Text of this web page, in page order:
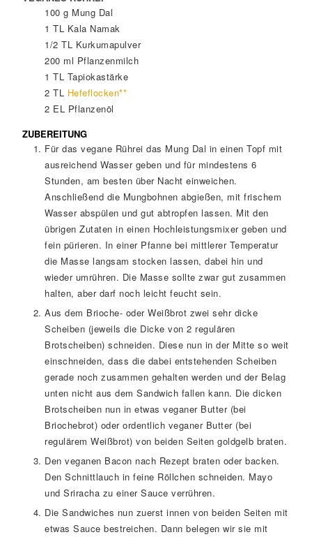
100 g Mung Dal
1 TL Kala Namak
1/2 TL Kurkumapulver
200 ml Pflanzenmilch
1 TL Tapiokastärke
2 TL Hefeflocken**
2 EL Pflanzenöl
ZUBEREITUNG
Für das vegane Rührei das Mung Dal in einen Topf mit
ausreichend Wasser geben und für mindestens 6
Stunden, am besten über Nacht einweichen.
Anschließend die Mungbohnen abgießen, mit frischem
Wasser abspülen und gut abtropfen lassen. Mit den
übrigen Zutaten in einen Hochleistungsmixer geben und
fein pürieren. In einer Pfanne bei mittlerer Temperatur
die Masse langsam stocken lassen, dabei hin und
wieder umrühren. Die Masse sollte zwar gut zusammen
halten, aber darf noch leicht feucht sein.
Aus dem Brioche- oder Weißbrot zwei sehr dicke
Scheiben (jeweils die Dicke von 2 regulären
Brotscheiben) schneiden. Diese nun in der Mitte so weit
einschneiden, dass die dabei entstehenden Scheiben
gerade noch zusammen gehalten werden und der Belag
unten nicht aus dem Sandwich fallen kann. Die dicken
Brotscheiben nun in etwas veganer Butter (bei
Briochebrot) oder ordentlich veganer Butter (bei
regulärem Weißbrot) von beiden Seiten goldgelb braten.
Den veganen Bacon nach Rezept braten oder backen.
Den Schnittlauch in feine Röllchen schneiden. Mayo
und Sriracha zu einer Sauce verrühren.
Die Sandwiches nun zuerst innen von beiden Seiten mit
etwas Sauce bestreichen. Dann belegen wir sie mit